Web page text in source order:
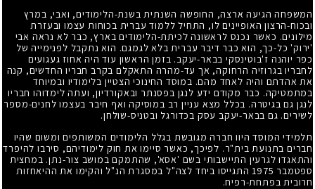
המשפחה הגיעה ארצה, החופשה השנתית בשנת-הלימודים, ואבי, במרץ
ובכוח-הרצון האופיינים לו, התחיל ללמוד עברית בכוחות עצמו ובעזרת
מילונים. כאשר נכנס לראשונה לכיתת-הלימודים בארץ, כבר לא נראה אבי
'ירוק' כל-כך, הוא כבר דיבר עברית בלא לגמגם. הוא נתקבל לפנימייה של
כפר יוהנה ז'בוטינסקי בבאר-יעקב. בזמן הראשון עוד היה אחוז געגועים
לחבריו בגרוזיה הרחוקה, אך עד-מהרה התאקלם בקרב חבריו החדשים, קנה
את אהדתם והיה לאחד מהם. במוסד החינוכי הצטיין בלימודיו ובמיוחד
במתמטיקה. כבר מקודם ידע לנגן בפסנתר ובאקורדיון, ועתה לימדוהו חבריו
לנגן גם בגיטרה. בכלל מצא עניין רב במוסיקה ואף חיבר בעצמו לחנים-מספר
לשירים. גם בבאר-יעקב עסק בכדורגל ובטניס-שולחן.
תלמידי המוסד היוו חברה מגובשת בגלל הלימודים המשותפים ומשום שהיו
חברים בתנועת בית"ר. לפיכך, כאשר סיימו את חוק לימודיהם, סירבו להיפרד
והתאגדו לגרעין התיישבותי בשם 'אסא', שהתמקם במושב צור-נתן. במחצית
ספטמבר 1975התגייסו ביחד לצה"ל במסגרת הנ"ל והקימו את ההיאחזות
חרובית בפתחת-רפיח.